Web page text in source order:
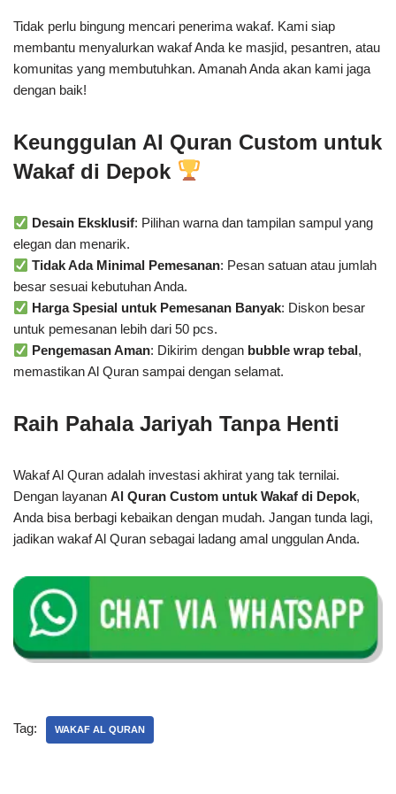
Tidak perlu bingung mencari penerima wakaf. Kami siap
membantu menyalurkan wakaf Anda ke masjid, pesantren, atau
komunitas yang membutuhkan. Amanah Anda akan kami jaga
dengan baik!
Keunggulan Al Quran Custom untuk
Wakaf di Depok
Desain Eksklusif: Pilihan warna dan tampilan sampul yang
elegan dan menarik.
Tidak Ada Minimal Pemesanan: Pesan satuan atau jumlah
besar sesuai kebutuhan Anda.
Harga Spesial untuk Pemesanan Banyak: Diskon besar
untuk pemesanan lebih dari 50 pcs.
Pengemasan Aman: Dikirim dengan bubble wrap tebal,
memastikan Al Quran sampai dengan selamat.
Raih Pahala Jariyah Tanpa Henti
Wakaf Al Quran adalah investasi akhirat yang tak ternilai.
Dengan layanan Al Quran Custom untuk Wakaf di Depok,
Anda bisa berbagi kebaikan dengan mudah. Jangan tunda lagi,
jadikan wakaf Al Quran sebagai ladang amal unggulan Anda.
Tag: WAKAF AL QURAN